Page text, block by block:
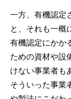
一方、有機認定
と、それも一概
有機認定にかか
ための資材や設
けない事業者も
そういった事業